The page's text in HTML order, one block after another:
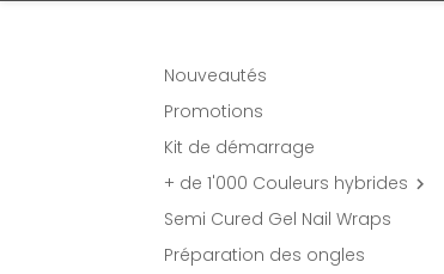
Nouveautés
Promotions
Kit de démarrage
+ de 1'000 Couleurs hybrides 
Semi Cured Gel Nail Wraps
Préparation des ongles